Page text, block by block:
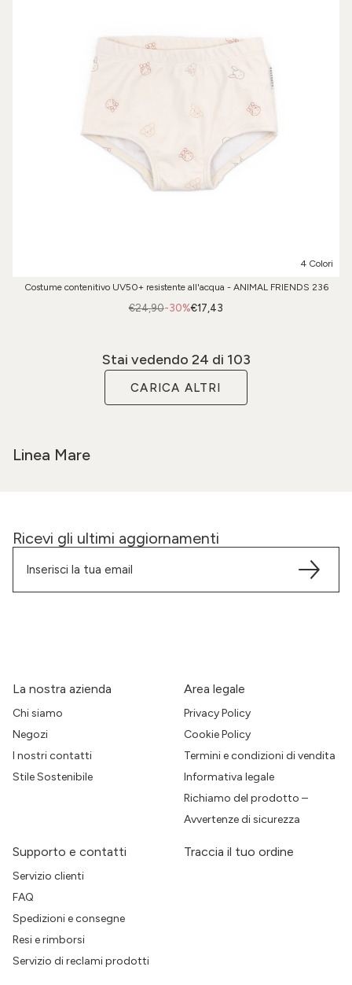
4 Colori
Costume contenitivo UV50+ resistente all'acqua - ANIMAL FRIENDS 236
-30%
€24,90 €17,43
Stai vedendo 24 di 103
CARICA ALTRI
Linea Mare
Ricevi gli ultimi aggiornamenti
La nostra azienda
Chi siamo
Negozi
I nostri contatti
Stile Sostenibile
Area legale
Privacy Policy
Cookie Policy
Termini e condizioni di vendita
Informativa legale
Richiamo del prodotto –
Avvertenze di sicurezza
Supporto e contatti
Servizio clienti
FAQ
Spedizioni e consegne
Resi e rimborsi
Servizio di reclami prodotti
Traccia il tuo ordine